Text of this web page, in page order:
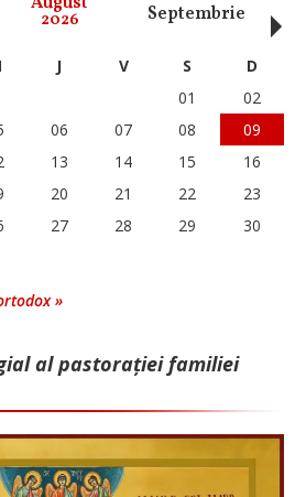
2026 Septembrie
J V S
D
01
02
06 07 08
09
13 14 15
16
20 21 22
23
27 28 29
30
»
al pastorației familiei